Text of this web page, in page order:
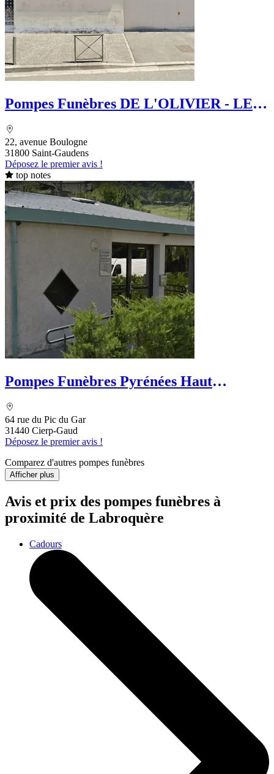
Pompes Funèbres DE L'OLIVIER - LE
22, avenue Boulogne
31800 Saint-Gaudens
Déposez le premier avis !
top notes
Pompes Funèbres Pyrénées Haut
64 rue du Pic du Gar
31440 Cierp-Gaud
Déposez le premier avis !
Comparez d'autres pompes funèbres
Afficher plus
Avis et prix des pompes funèbres à
proximité de Labroquère
Cadours